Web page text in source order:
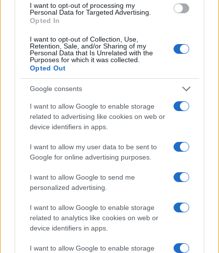
I want to opt-out of processing my
Personal Data for Targeted Advertising.
Opted In
I want to opt-out of Collection, Use,
Retention, Sale, and/or Sharing of my
Personal Data that Is Unrelated with the
Purposes for which it was collected.
Opted Out
Google consents
I want to allow Google to enable storage
related to advertising like cookies on web or
device identifiers in apps.
I want to allow my user data to be sent to
Google for online advertising purposes.
I want to allow Google to send me
personalized advertising.
I want to allow Google to enable storage
related to analytics like cookies on web or
device identifiers in apps.
I want to allow Google to enable storage
sciopero nell’alta velocità è stato pari al 5%, negli
intercity 7%, sui regionali un dato più alto.
Prima di usare lo strumento dello sciopero,
insomma, bisognerebbe considerare, come diceva
Giuseppe Di Vittorio, che si tratta di
strumento delicatoe bisogna cercare di non
abusarne, nell’interesse dei lavoratori.
Nicola Porro, dalla puntata diStasera Italiadel 17
novembre 2023
#SCIOPERO